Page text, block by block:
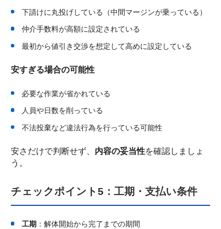
下請けに丸投げしている（中間マージンが乗っている）
仲介手数料が高額に設定されている
最初から値引き交渉を想定して高めに設定している
安すぎる場合の可能性
必要な作業が省かれている
人員や日数を削っている
不法投棄など違法行為を行っている可能性
安さだけで判断せず、 内容の妥当性を確認しましょ
う。
チェックポイント5：工期・支払い条件
工期 ：解体開始から完了までの期間